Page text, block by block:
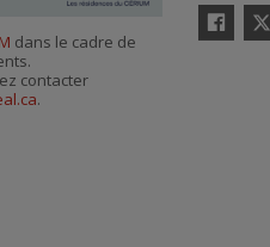
Facebook
dans le cadre de
contacter
.